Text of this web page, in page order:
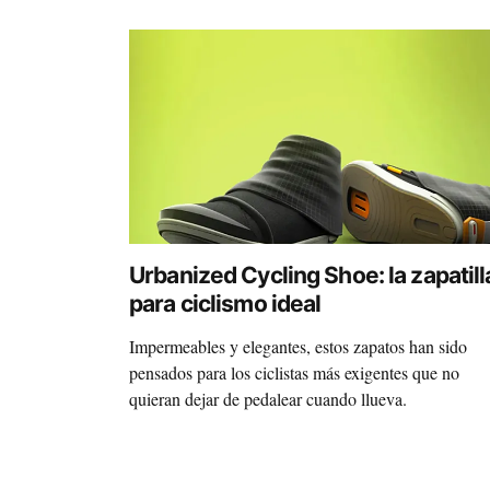
Urbanized Cycling Shoe: la
para ciclismo ideal
Impermeables y elegantes, estos zapatos han sido
pensados para los ciclistas más exigentes que no
quieran dejar de pedalear cuando llueva.